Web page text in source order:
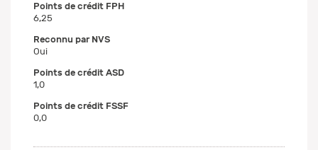
Points de crédit FPH
6,25
Reconnu par NVS
Oui
Points de crédit ASD
1,0
Points de crédit FSSF
0,0